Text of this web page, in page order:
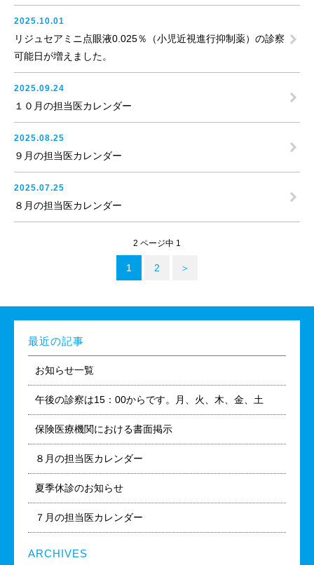
2025.10.01
リジュセアミニ点眼液0.025％（小児近視進行抑制薬）の診察
可能日が増えました。
2025.09.24
１０月の担当医カレンダー
2025.08.25
９月の担当医カレンダー
2025.07.25
８月の担当医カレンダー
2 ページ中 1
1 2 ＞
最近の記事
お知らせ一覧
午後の診察は15：00からです。月、火、木、金、土
保険医療機関における書面掲示
８月の担当医カレンダー
夏季休診のお知らせ
７月の担当医カレンダー
ARCHIVES